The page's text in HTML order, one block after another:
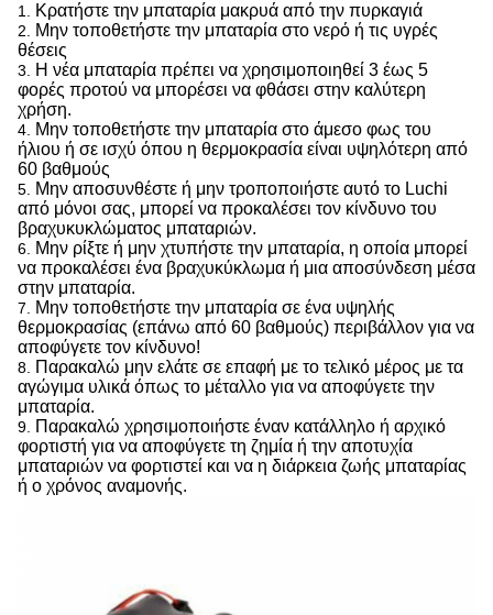
1. Κρατήστε την μπαταρία μακρυά από την πυρκαγιά
2.
Μην τοποθετήστε την μπαταρία στο νερό ή τις υγρές
θέσεις
3.
Η νέα μπαταρία πρέπει να χρησιμοποιηθεί 3 έως 5
φορές προτού να μπορέσει να φθάσει στην καλύτερη
χρήση.
4.
Μην τοποθετήστε την μπαταρία στο άμεσο φως του
ήλιου ή σε ισχύ όπου η θερμοκρασία είναι υψηλότερη από
60 βαθμούς
5.
Μην αποσυνθέστε ή μην τροποποιήστε αυτό το Luchi
από μόνοι σας, μπορεί να προκαλέσει τον κίνδυνο του
βραχυκυκλώματος μπαταριών.
6.
Μην ρίξτε ή μην χτυπήστε την μπαταρία, η οποία μπορεί
να προκαλέσει ένα βραχυκύκλωμα ή μια αποσύνδεση μέσα
στην μπαταρία.
7.
Μην τοποθετήστε την μπαταρία σε ένα υψηλής
θερμοκρασίας (επάνω από 60 βαθμούς) περιβάλλον για να
αποφύγετε τον κίνδυνο!
8.
Παρακαλώ μην ελάτε σε επαφή με το τελικό μέρος με τα
αγώγιμα υλικά όπως το μέταλλο για να αποφύγετε την
μπαταρία.
9.
Παρακαλώ χρησιμοποιήστε έναν κατάλληλο ή αρχικό
φορτιστή για να αποφύγετε τη ζημία ή την αποτυχία
μπαταριών να φορτιστεί και να η διάρκεια ζωής μπαταρίας
ή ο χρόνος αναμονής.